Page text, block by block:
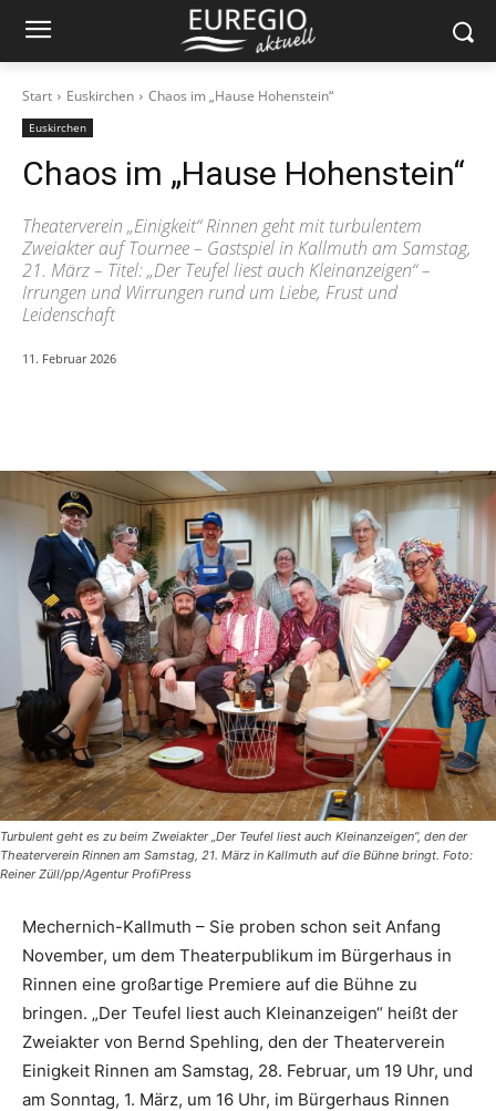
Start Euskirchen Chaos im „Hause Hohenstein“
Euskirchen
Chaos im „Hause Hohenstein“
Theaterverein „Einigkeit“ Rinnen geht mit turbulentem
Zweiakter auf Tournee – Gastspiel in Kallmuth am Samstag,
21. März – Titel: „Der Teufel liest auch Kleinanzeigen“ –
Irrungen und Wirrungen rund um Liebe, Frust und
Leidenschaft
11. Februar 2026
Turbulent geht es zu beim Zweiakter „Der Teufel liest auch Kleinanzeigen“, den der
Theaterverein Rinnen am Samstag, 21. März in Kallmuth auf die Bühne bringt. Foto:
Reiner Züll/pp/Agentur ProfiPress
Mechernich-Kallmuth – Sie proben schon seit Anfang
November, um dem Theaterpublikum im Bürgerhaus in
Rinnen eine großartige Premiere auf die Bühne zu
bringen. „Der Teufel liest auch Kleinanzeigen“ heißt der
Zweiakter von Bernd Spehling, den der Theaterverein
Einigkeit Rinnen am Samstag, 28. Februar, um 19 Uhr, und
am Sonntag, 1. März, um 16 Uhr, im Bürgerhaus Rinnen